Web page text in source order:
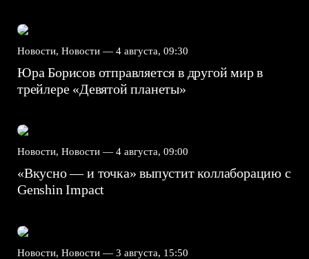
Новости, Новости — 4 августа, 09:30
Юра Борисов отправляется в другой мир в
трейлере «Девятой планеты»
Новости, Новости — 4 августа, 09:00
«Вкусно — и точка» выпустит коллаборацию с
Genshin Impact⁠⁠
Новости, Новости — 3 августа, 15:50